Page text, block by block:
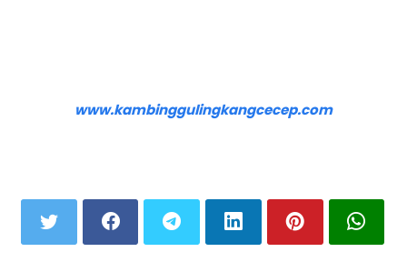
www.kambinggulingkangcecep.com